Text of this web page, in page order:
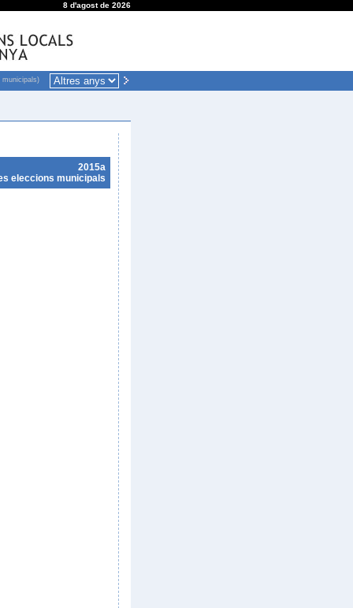
8 d'agost de 2026
municipals)
2015a
eleccions municipals